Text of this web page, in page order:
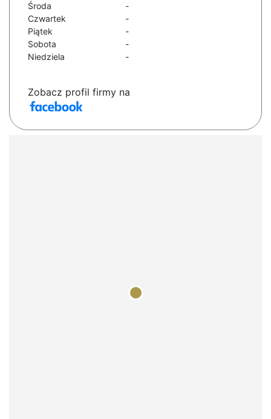
Środa
-
Czwartek
-
Piątek
-
Sobota
-
Niedziela
-
Zobacz profil firmy na